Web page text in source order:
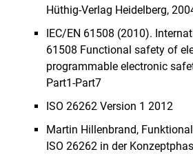
More literature
Hüthig-Verlag Heidelberg,
IEC/EN 61508 (2010).
61508 Functional safety of
programmable electronic
Part1-Part7
ISO 26262 Version 1 2012
Martin Hillenbrand,
ISO 26262 in der